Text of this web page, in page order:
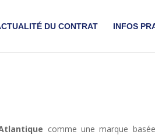
DU CONTRAT INFOS
comme une marque